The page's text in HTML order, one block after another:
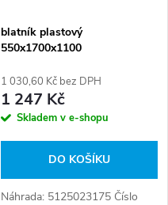
blatník plastový
550x1700x1100
1 030,60 Kč bez DPH
1 247 Kč
Skladem v e-shopu
DO KOŠÍKU
Náhrada: 5125023175 Číslo